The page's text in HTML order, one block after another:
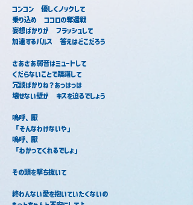
コンコン　優しくノックして
乗り込め　ココロの奪還戦
妄想ばかりが　フラッシュして
加速するパルス　答えはどこだろう
さあさあ弱音はミュートして
くだらないことで躊躇して
冗談ばかりね？あっはっは
壊せない壁が　キスを迫るでしょう
嗚呼、厭
「そんなわけないや」
嗚呼、厭
「わかってくれるでしょ」
その頭を撃ち抜いて
終わんない愛を抱いていたくないの